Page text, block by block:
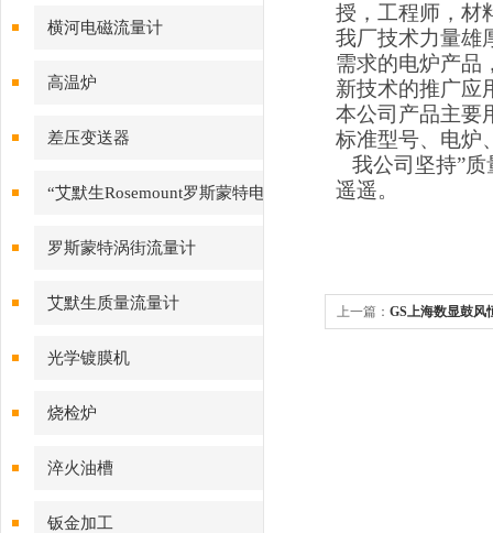
横河电磁流量计
高温炉
差压变送器
“艾默生Rosemount罗斯蒙特电
磁流量计
罗斯蒙特涡街流量计
艾默生质量流量计
光学镀膜机
烧检炉
淬火油槽
钣金加工
授，工程师，材
我厂技术力量雄
需求的电炉产品
新技术的推广应
本公司产品主要
标准型号、电炉
我公司坚持”质
遥遥。
上一篇： GS上海数显鼓风